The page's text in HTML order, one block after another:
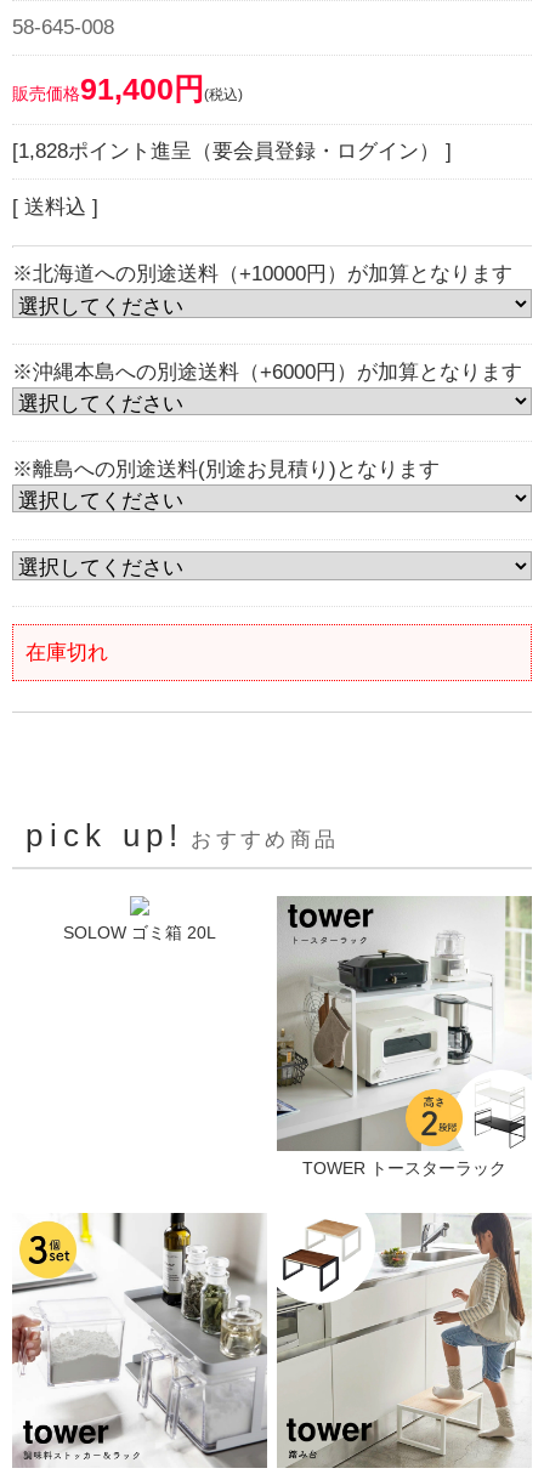
58-645-008
販売価格91,400円 (税込)
[1,828ポイント進呈（要会員登録・ログイン） ]
[ 送料込 ]
※北海道への別途送料（+10000円）が加算となります
※沖縄本島への別途送料（+6000円）が加算となります
※離島への別途送料(別途お見積り)となります
在庫切れ
pick up! おすすめ商品
SOLOW ゴミ箱 20L
TOWER トースターラック